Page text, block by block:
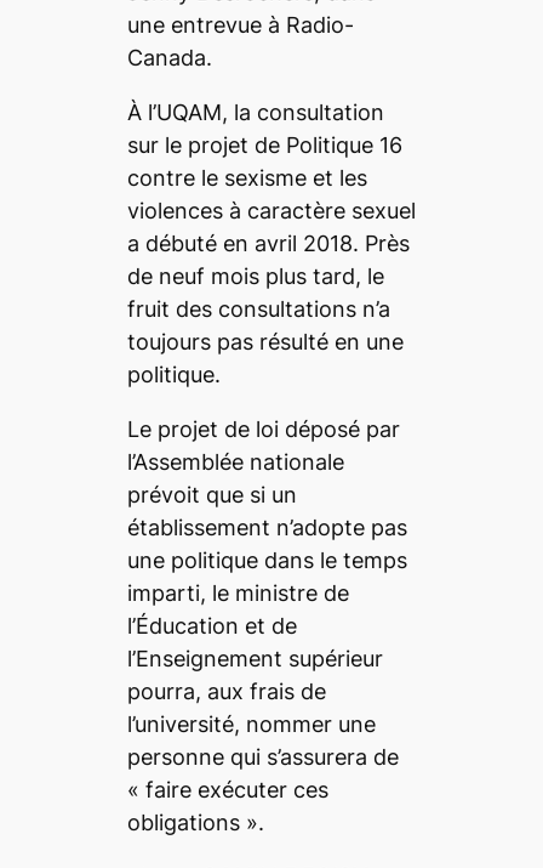
une entrevue à Radio-
Canada.
À l’UQAM, la consultation
sur le projet de Politique 16
contre le sexisme et les
violences à caractère sexuel
a débuté en avril 2018. Près
de neuf mois plus tard, le
fruit des consultations n’a
toujours pas résulté en une
politique.
Le projet de loi déposé par
l’Assemblée nationale
prévoit que si un
établissement n’adopte pas
une politique dans le temps
imparti, le ministre de
l’Éducation et de
l’Enseignement supérieur
pourra, aux frais de
l’université, nommer une
personne qui s’assurera de
« faire exécuter ces
obligations ».